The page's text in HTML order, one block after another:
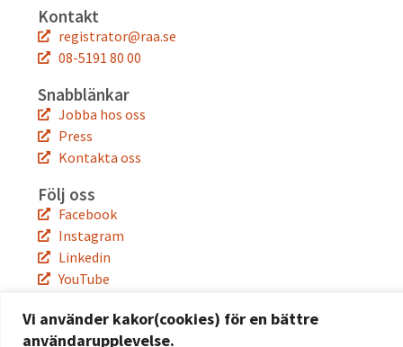
Vi använder kakor(cookies) för en bättre
användarupplevelse.
Kontakt
registrator@raa.se
08-5191 80 00
Snabblänkar
Jobba hos oss
Press
Kontakta oss
Följ oss
Facebook
Instagram
Linkedin
YouTube